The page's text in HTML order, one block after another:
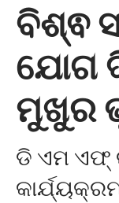
ବିଶ୍ଵ
ଯୋଗ
ମୁଖୁର
ଡି ଏମ ଏଫ୍ ର